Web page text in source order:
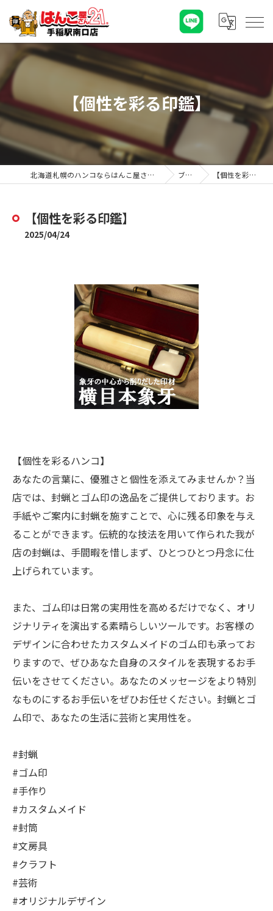
【個性を彩る印鑑】
北海道札幌のハンコならはんこ屋さん21手稲駅南口店 ブログ 【個性を彩る印鑑】
【個性を彩る印鑑】
2025/04/24
【個性を彩るハンコ】
あなたの言葉に、優雅さと個性を添えてみませんか？当
店では、封蝋とゴム印の逸品をご提供しております。お
手紙やご案内に封蝋を施すことで、心に残る印象を与え
ることができます。伝統的な技法を用いて作られた我が
店の封蝋は、手間暇を惜しまず、ひとつひとつ丹念に仕
上げられています。
また、ゴム印は日常の実用性を高めるだけでなく、オリ
ジナリティを演出する素晴らしいツールです。お客様の
デザインに合わせたカスタムメイドのゴム印も承ってお
りますので、ぜひあなた自身のスタイルを表現するお手
伝いをさせてください。あなたのメッセージをより特別
なものにするお手伝いをぜひお任せください。封蝋とゴ
ム印で、あなたの生活に芸術と実用性を。
#封蝋
#ゴム印
#手作り
#カスタムメイド
#封筒
#文房具
#クラフト
#芸術
#オリジナルデザイン